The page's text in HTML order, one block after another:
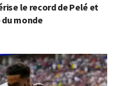
le record de Pelé et
monde